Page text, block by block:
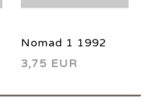
Nomad 1 1992
3,75 EUR